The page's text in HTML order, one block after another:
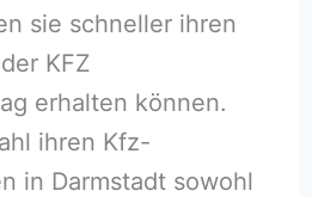
sie schneller ihren
KFZ
erhalten können.
ihren Kfz-
in Darmstadt sowohl